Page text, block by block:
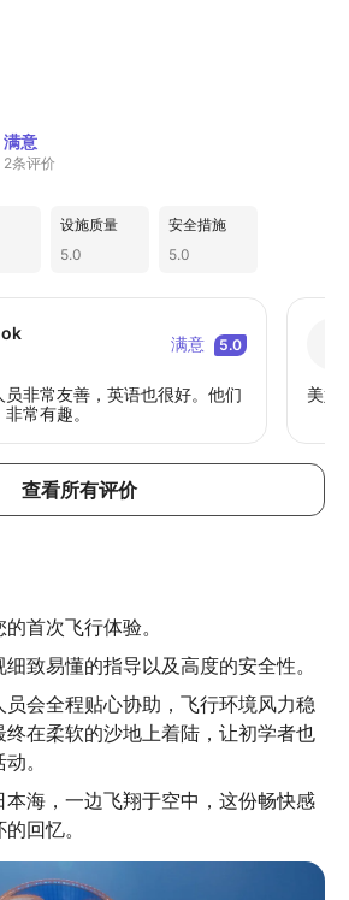
满意
2条评价
设施质量
5.0
安全措施
5.0
满意 5.0
非常友善，英语也很好。他们
常有趣。
美好
查看所有评价
首次飞行体验。
致易懂的指导以及高度的安全性。
会全程贴心协助，飞行环境风力稳
终在柔软的沙地上着陆，让初学者也
。
海，一边飞翔于空中，这份畅快感
回忆。